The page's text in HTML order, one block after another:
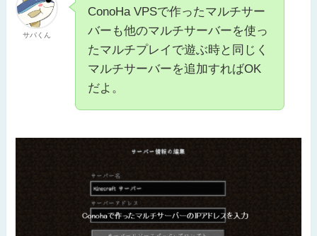
サバくん
ConoHa VPSで作ったマルチサー
バーも他のマルチサーバーを使っ
たマルチプレイで遊ぶ時と同じく
マルチサーバーを追加すればOK
だよ。